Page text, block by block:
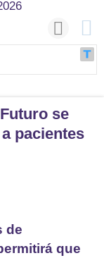
se
pacientes
de
que